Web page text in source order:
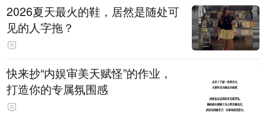
2026夏天最火的鞋，居然是随处可
见的人字拖？
快来抄“内娱审美天赋怪”的作业，
打造你的专属氛围感